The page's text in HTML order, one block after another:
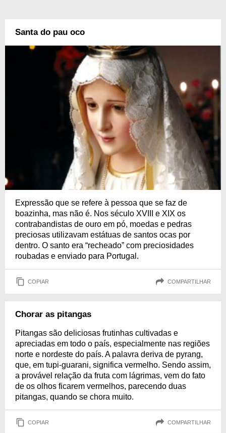
Santa do pau oco
Expressão que se refere à pessoa que se faz de
boazinha, mas não é. Nos século XVIII e XIX os
contrabandistas de ouro em pó, moedas e pedras
preciosas utilizavam estátuas de santos ocas por
dentro. O santo era “recheado” com preciosidades
roubadas e enviado para Portugal.
COPIAR COMPARTILHAR
Chorar as pitangas
Pitangas são deliciosas frutinhas cultivadas e
apreciadas em todo o país, especialmente nas regiões
norte e nordeste do país. A palavra deriva de pyrang,
que, em tupi-guarani, significa vermelho. Sendo assim,
a provável relação da fruta com lágrimas, vem do fato
de os olhos ficarem vermelhos, parecendo duas
pitangas, quando se chora muito.
COPIAR COMPARTILHAR